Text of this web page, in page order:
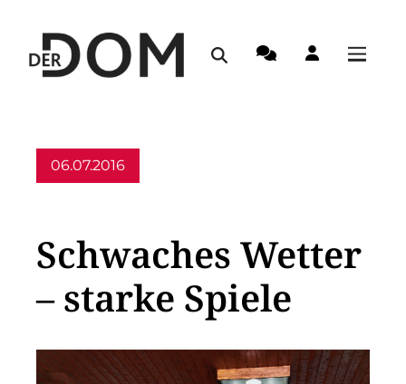
06.07.2016
Schwaches Wetter
– starke Spiele